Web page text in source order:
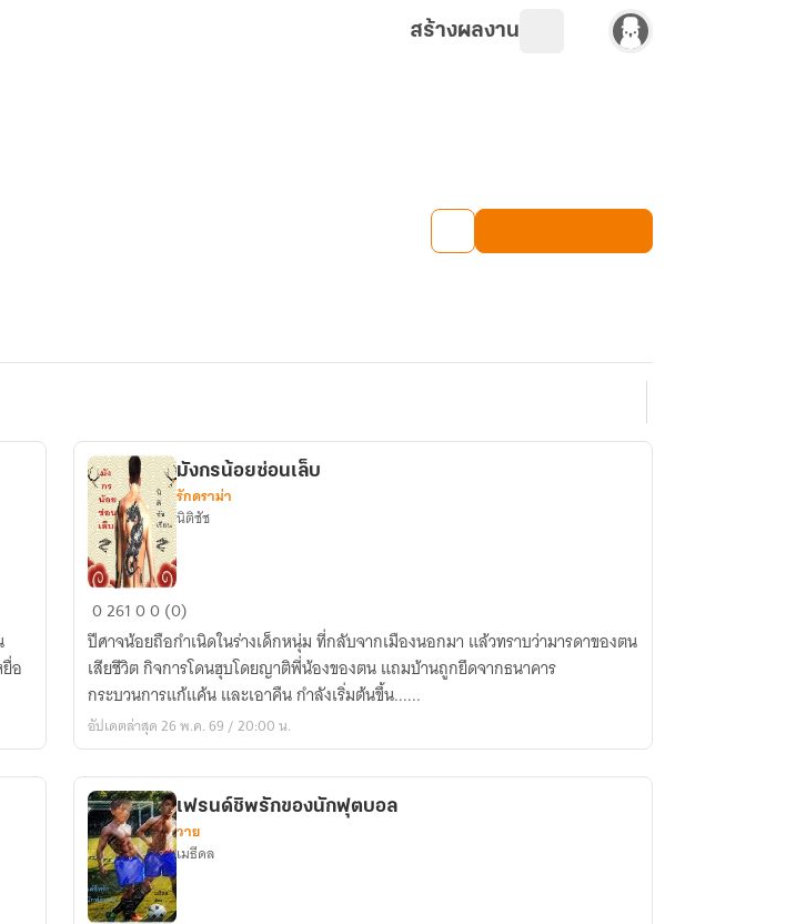
สร้างผลงาน
มังกร
น้อย
ซ่อน
เล็บ
มังกรน้อยซ่อนเล็บ
รักดราม่า
นิติชัช
026100 (0)
ปีศาจน้อยถือกำเนิดในร่างเด็กหนุ่ม ที่กลับจากเมืองนอกมา แล้วทราบว่ามารดาของตน
เสียชีวิต กิจการโดนฮุบโดยญาติพี่น้องของตน แถมบ้านถูกยึดจากธนาคาร
กระบวนการแก้แค้น และเอาคืน กำลังเริ่มต้นขึ้น......
อัปเดตล่าสุด 26 พ.ค. 69 / 20:00 น.
เฟรนด์ชิพรักของนักฟุตบอล
วาย
เมธีดล